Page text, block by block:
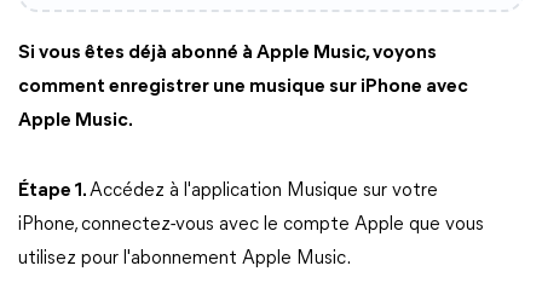
Si vous êtes déjà abonné à Apple Music, voyons
comment enregistrer une musique sur iPhone avec
Apple Music.
Étape 1.Accédez à l'application Musique sur votre
iPhone, connectez-vous avec le compte Apple que vous
utilisez pour l'abonnement Apple Music.